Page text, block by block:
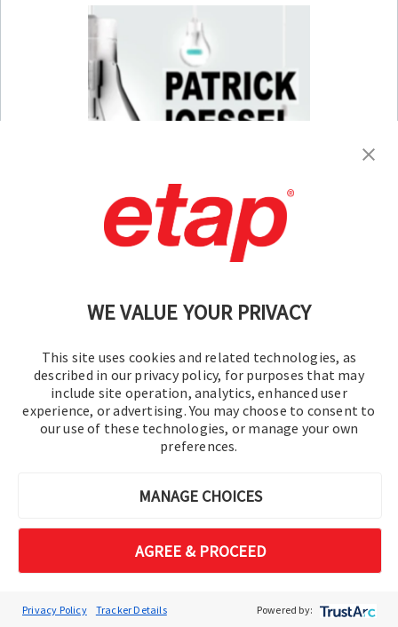
WE VALUE YOUR PRIVACY
This site uses cookies and related technologies, as
described in our privacy policy, for purposes that may
include site operation, analytics, enhanced user
experience, or advertising. You may choose to consent to
our use of these technologies, or manage your own
preferences.
MANAGE CHOICES
AGREE & PROCEED
Privacy Policy Tracker Details Powered by:
“L’automatisation est devenue au fil des années un Graal
pour nombre d’entreprises − quel que soit leur secteur
d’activité. Grâce à l’évolution de l’informatique, c’est
Joessel, dessinateur projeteur indépendant, qui nous
Diagram Génération (ADG) de SEE Electrical Expert
dans son quotidien et sa manière de répondre aux
besoins de ses clients.”
équipements à la pointe de la technologie permettent de